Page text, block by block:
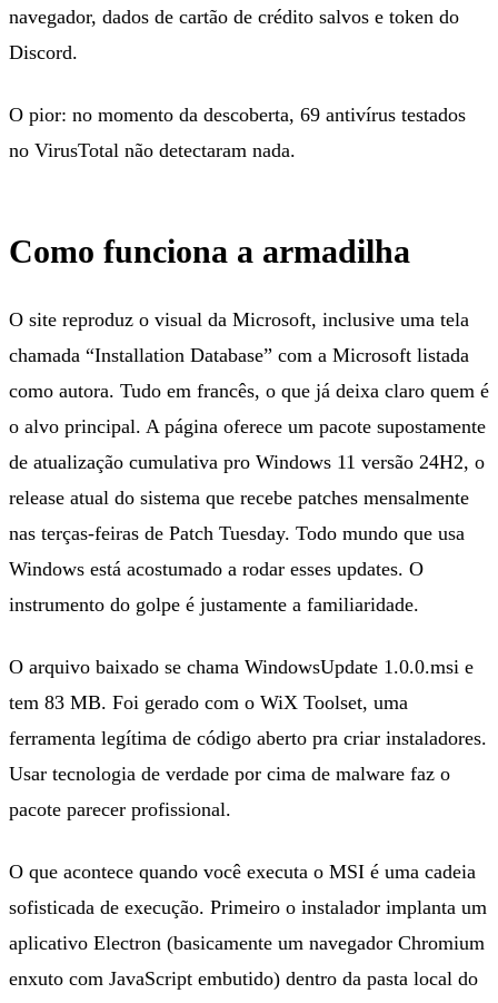
navegador, dados de cartão de crédito salvos e token do
Discord.
O pior: no momento da descoberta, 69 antivírus testados
no VirusTotal não detectaram nada.
Como funciona a armadilha
O site reproduz o visual da Microsoft, inclusive uma tela
chamada “Installation Database” com a Microsoft listada
como autora. Tudo em francês, o que já deixa claro quem é
o alvo principal. A página oferece um pacote supostamente
de atualização cumulativa pro Windows 11 versão 24H2, o
release atual do sistema que recebe patches mensalmente
nas terças-feiras de Patch Tuesday. Todo mundo que usa
Windows está acostumado a rodar esses updates. O
instrumento do golpe é justamente a familiaridade.
O arquivo baixado se chama WindowsUpdate 1.0.0.msi e
tem 83 MB. Foi gerado com o WiX Toolset, uma
ferramenta legítima de código aberto pra criar instaladores.
Usar tecnologia de verdade por cima de malware faz o
pacote parecer profissional.
O que acontece quando você executa o MSI é uma cadeia
sofisticada de execução. Primeiro o instalador implanta um
aplicativo Electron (basicamente um navegador Chromium
enxuto com JavaScript embutido) dentro da pasta local do